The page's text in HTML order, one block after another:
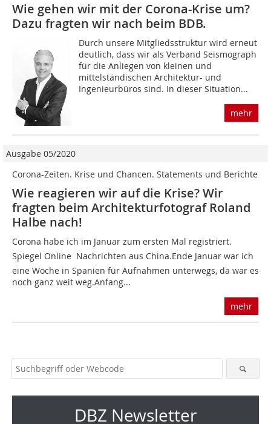
Wie gehen wir mit der Corona-Krise um?
Dazu fragten wir nach beim BDB.
Durch unsere Mitgliedsstruktur wird erneut
deutlich, dass wir als Verband Seismograph
für die Anliegen von kleinen und
mittelständischen Architektur- und
Ingenieurbüros sind. In dieser Situation...
mehr
Ausgabe 05/2020
Corona-Zeiten. Krise und Chancen. Statements und Berichte
Wie reagieren wir auf die Krise? Wir
fragten beim Architekturfotograf Roland
Halbe nach!
Corona habe ich im Januar zum ersten Mal registriert.
Spiegel Online  Nachrichten aus China.Ende Januar war ich
eine Woche in Spanien für Aufnahmen unterwegs, da war es
noch ganz weit weg.Anfang...
mehr
DBZ Newsletter